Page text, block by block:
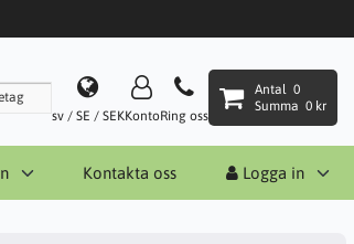
sv / SE / SEKKontoRing oss
Antal 0
Summa 0 kr
Kontakta oss Logga in